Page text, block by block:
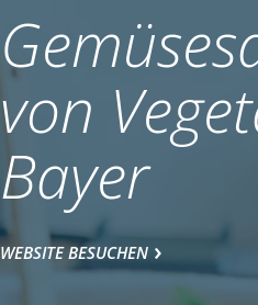
von
Bayer
WEBSITE BESUCHEN